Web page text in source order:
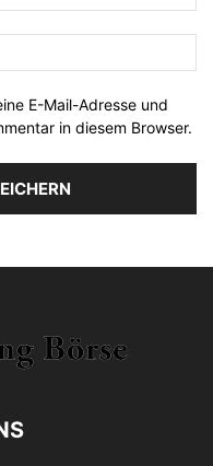
E-Mail-Adresse und
in diesem Browser.